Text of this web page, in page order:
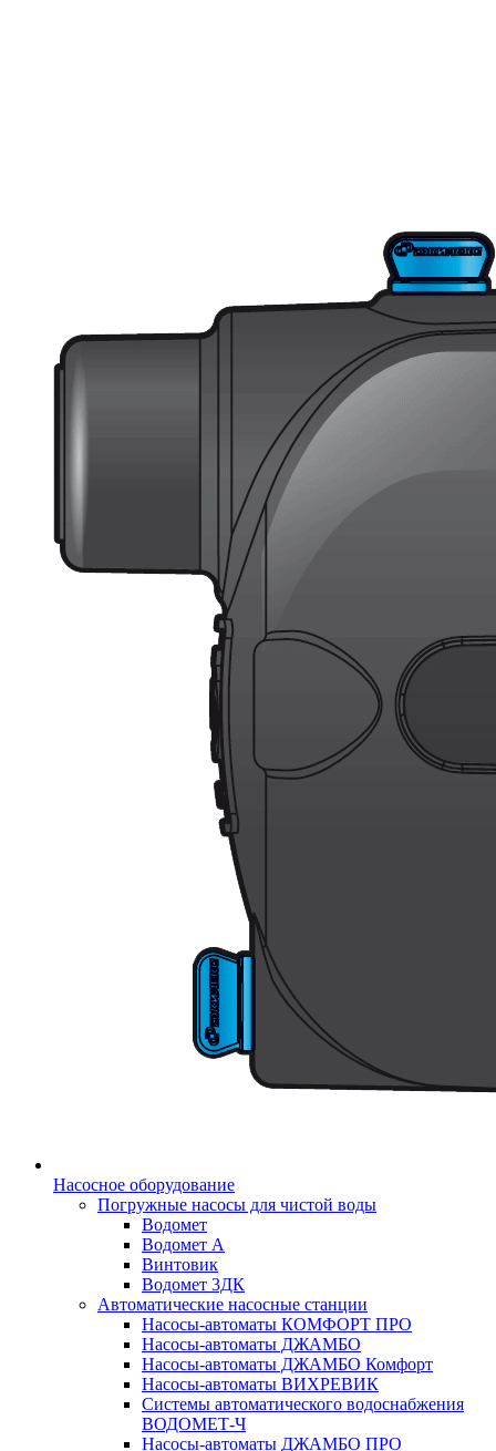
Насосное оборудование
Погружные насосы для чистой воды
Водомет
Водомет А
Винтовик
Водомет 3ДК
Автоматические насосные станции
Насосы-автоматы КОМФОРТ ПРО
Насосы-автоматы ДЖАМБО
Насосы-автоматы ДЖАМБО Комфорт
Насосы-автоматы ВИХРЕВИК
Системы автоматического водоснабжения
ВОДОМЕТ-Ч
Насосы-автоматы ДЖАМБО ПРО